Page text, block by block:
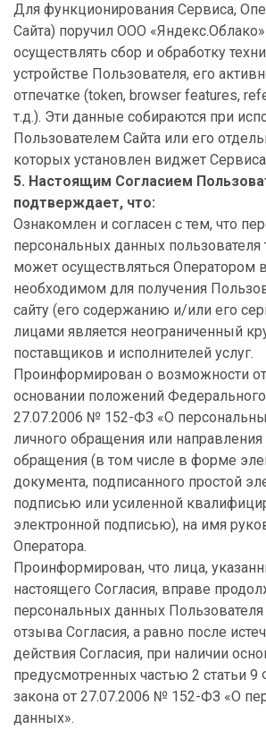
Для функционирования Сервиса,
Сайта) поручил ООО
осуществлять сбор и обработку
устройстве Пользователя, его
отпечатке (token, browser features,
т.д.). Эти данные собираются при
Пользователем Сайта или его
которых установлен виджет
5. Настоящим Согласием
подтверждает, что:
Ознакомлен и согласен с тем, что
персональных данных
может осуществляться Оператором
необходимом для получения
сайту (его содержанию и/или его
лицами является неограниченный
поставщиков и исполнителей услуг.
Проинформирован о возможности
основании положений Федерального
27.07.2006 № 152-ФЗ «О
личного обращения или
обращения (в том числе в форме
документа, подписанного простой
подписью или усиленной
электронной подписью), на имя
Оператора.
Проинформирован, что лица,
настоящего Согласия, вправе
персональных данных Пользователя
отзыва Согласия, а равно после
действия Согласия, при наличии
предусмотренных частью 2 статьи 9
закона от 27.07.2006 № 152-ФЗ «О
данных».